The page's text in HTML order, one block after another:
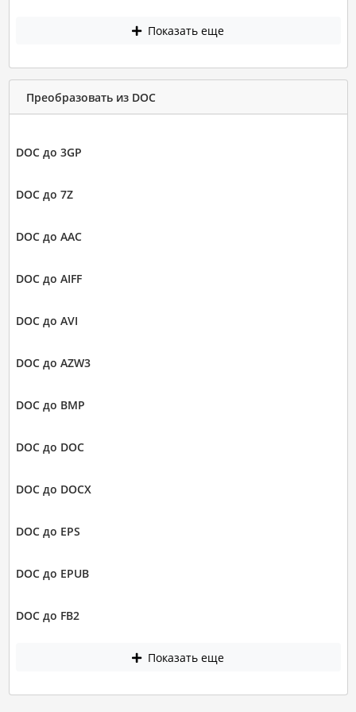
Показать еще
Преобразовать из DOC
DOC до 3GP
DOC до 7Z
DOC до AAC
DOC до AIFF
DOC до AVI
DOC до AZW3
DOC до BMP
DOC до DOC
DOC до DOCX
DOC до EPS
DOC до EPUB
DOC до FB2
Показать еще